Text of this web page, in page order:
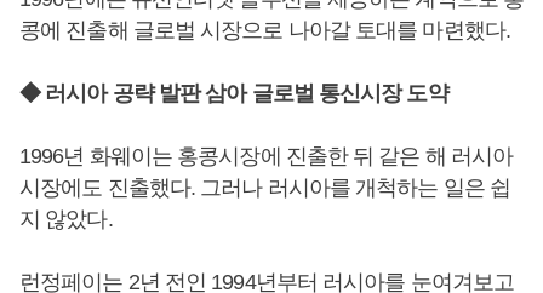
콩에 진출해 글로벌 시장으로 나아갈 토대를 마련했다.
◆ 러시아 공략 발판 삼아 글로벌 통신시장 도약
1996년 화웨이는 홍콩시장에 진출한 뒤 같은 해 러시아
시장에도 진출했다. 그러나 러시아를 개척하는 일은 쉽
지 않았다.
런정페이는 2년 전인 1994년부터 러시아를 눈여겨보고